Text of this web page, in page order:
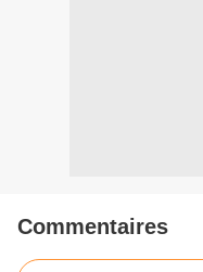
Commentaires